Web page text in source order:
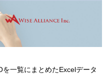
一覧にまとめたExcelデータ